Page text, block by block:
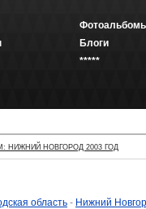
Блоги
*****
НИЖНИЙ НОВГОРОД 2003 ГОД
область - Нижний